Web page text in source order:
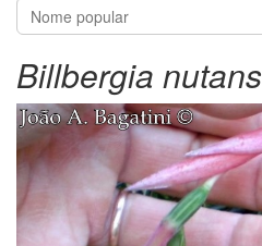
Billbergia nutans